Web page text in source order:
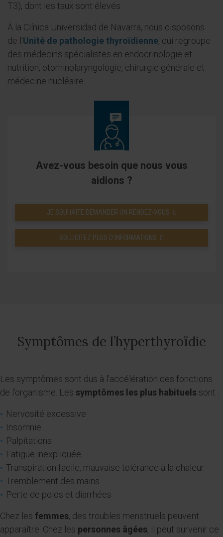
T3), dont les taux sont élevés.
À la Clínica Universidad de Navarra, nous disposons
de l’Unité de pathologie thyroïdienne, qui regroupe
des médecins spécialistes en endocrinologie et
nutrition, otorhinolaryngologie, chirurgie générale et
médecine nucléaire.
Avez-vous besoin que nous vous
aidions ?
JE SOUHAITE DEMANDER UN RENDEZ-VOUS
SOLLICITEZ PLUS D’INFORMATIONS
Symptômes de l’hyperthyroïdie
Les symptômes sont dus à l’accélération des fonctions
de l’organisme. Les symptômes les plus habituels sont :
Nervosité excessive
Insomnie
Palpitations
Fatigue inexpliquée
Transpiration facile, mauvaise tolérance à la chaleur
Tremblement des mains
Perte de poids et diarrhées
Chez les femmes, des troubles menstruels peuvent
apparaître. Chez les personnes âgées, il peut survenir ce